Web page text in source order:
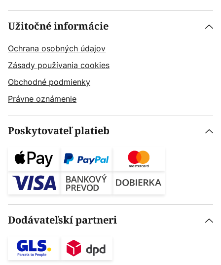
Užitočné informácie
Ochrana osobných údajov
Zásady používania cookies
Obchodné podmienky
Právne oznámenie
Poskytovateľ platieb
Dodávateľskí partneri